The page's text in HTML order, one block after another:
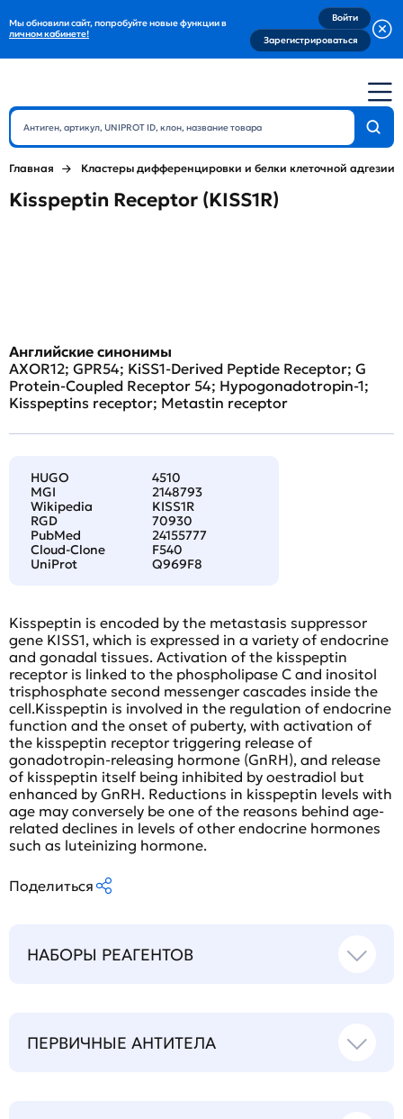
Мы обновили сайт, попробуйте новые функции в
личном кабинете!
Войти
Зарегистрироваться
Главная Кластеры дифференцировки и белки клеточной адгезии
Kisspeptin Receptor (KISS1R)
Английские синонимы
AXOR12; GPR54; KiSS1-Derived Peptide Receptor; G
Protein-Coupled Receptor 54; Hypogonadotropin-1;
Kisspeptins receptor; Metastin receptor
HUGO
4510
MGI
2148793
Wikipedia
KISS1R
RGD
70930
PubMed
24155777
Cloud-Clone
F540
UniProt
Q969F8
Kisspeptin is encoded by the metastasis suppressor
gene KISS1, which is expressed in a variety of endocrine
and gonadal tissues. Activation of the kisspeptin
receptor is linked to the phospholipase C and inositol
trisphosphate second messenger cascades inside the
cell.Kisspeptin is involved in the regulation of endocrine
function and the onset of puberty, with activation of
the kisspeptin receptor triggering release of
gonadotropin-releasing hormone (GnRH), and release
of kisspeptin itself being inhibited by oestradiol but
enhanced by GnRH. Reductions in kisspeptin levels with
age may conversely be one of the reasons behind age-
related declines in levels of other endocrine hormones
such as luteinizing hormone.
Поделиться
НАБОРЫ РЕАГЕНТОВ
ПЕРВИЧНЫЕ АНТИТЕЛА